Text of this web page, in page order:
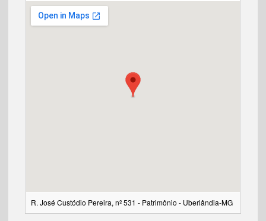
R. José Custódio Pereira, nº 531 - Patrimônio - Uberlândia-MG